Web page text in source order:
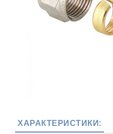
ХАРАКТЕРИСТИКИ: